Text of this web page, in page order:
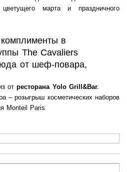
марта и праздничного
в
The Cavaliers
от шеф-повара,
отресторана Yolo Grill&Bar.
– розыгрыш косметических наборов
Monteil Paris